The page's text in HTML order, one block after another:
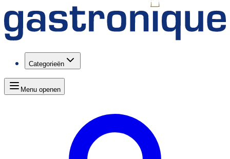
Categorieën
Menu openen